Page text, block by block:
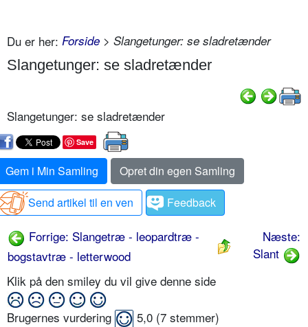
Du er her: Forside > Slangetunger: se sladretænder
Slangetunger: se sladretænder
Slangetunger: se sladretænder
Save
Gem i Min Samling
Opret din egen Samling
Send artikel til en ven
Feedback
Forrige: Slangetræ - leopardtræ -
bogstavtræ - letterwood
Næste:
Slant
Klik på den smiley du vil give denne side
Brugernes vurdering 5,0 (7 stemmer)